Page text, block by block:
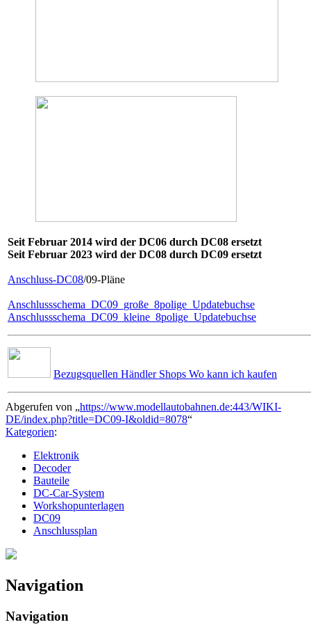
Seit Februar 2014 wird der DC06 durch DC08 ersetzt
Seit Februar 2023 wird der DC08 durch DC09 ersetzt
Anschluss-DC08/09-Pläne
Anschlussschema_DC09_große_8polige_Updatebuchse
Anschlussschema_DC09_kleine_8polige_Updatebuchse
Bezugsquellen Händler Shops Wo kann ich kaufen
Abgerufen von „https://www.modellautobahnen.de:443/WIKI-
DE/index.php?title=DC09-I&oldid=8078“
Kategorien:
Elektronik
Decoder
Bauteile
DC-Car-System
Workshopunterlagen
DC09
Anschlussplan
Navigation
Navigation